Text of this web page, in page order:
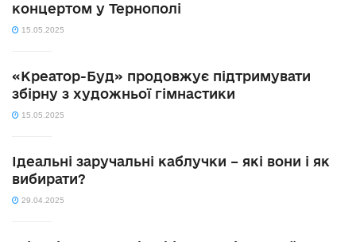
концертом у Тернополі
15.05.2025
«Креатор-Буд» продовжує підтримувати
збірну з художньої гімнастики
15.05.2025
Ідеальні заручальні каблучки – які вони і як
вибирати?
29.04.2025